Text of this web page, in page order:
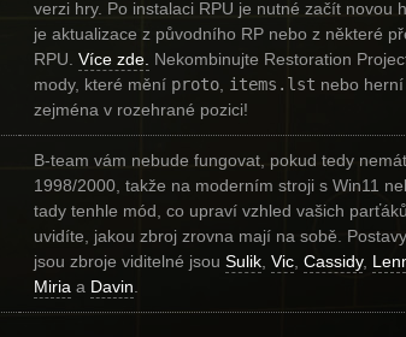
verzi hry. Po instalaci RPU je nutné začít novou
je aktualizace z původního RP nebo z některé
RPU. Více zde. Nekombinujte Restoration
mody, které mění proto items.lst nebo
zejména v rozehrané pozici!
B-team vám nebude fungovat, pokud tedy
1998/2000, takže na moderním stroji s Win11
tady tenhle mód, co upraví vzhled vašich
uvidíte, jakou zbroj zrovna mají na sobě.
jsou zbroje viditelné jsou Sulik Vic Cassidy,
Miria a Davin